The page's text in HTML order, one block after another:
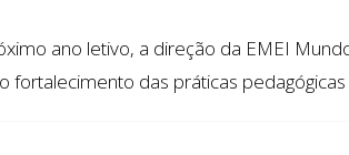
ano letivo, a direção da EMEI
fortalecimento das práticas